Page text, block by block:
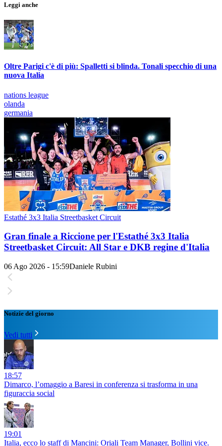
Leggi anche
Oltre Parigi c'è di più: Spalletti si blinda. Tonali specchio di una
nuova Italia
nations league
olanda
germania
Estathé 3x3 Italia Streetbasket Circuit
Gran finale a Riccione per l'Estathé 3x3 Italia
Streetbasket Circuit: All Star e DKB regine d'Italia
06 Ago 2026 - 15:59Daniele Rubini
Notizie del giorno
Vedi tutti
18:57
Dimarco, l’omaggio a Baresi in conferenza si trasforma in una
figuraccia social
19:01
Italia, ecco lo staff di Mancini: Oriali Team Manager, Bollini vice.